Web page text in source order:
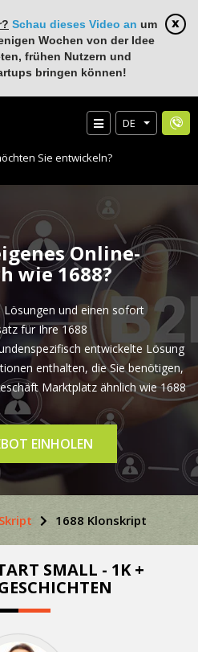
Schau dieses Video an um
Wochen von der Idee
frühen Nutzern und
bringen können!
DE
Online-
wie 1688?
Lösungen und einen sofort
für Ihre 1688
entwickelte Lösung
enthalten, die Sie benötigen,
Marktplatz ähnlich wie 1688
EINHOLEN
1688 Klonskript
SMALL - 1K +